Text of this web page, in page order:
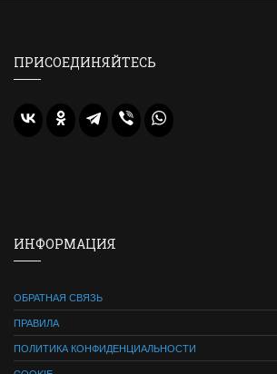
ПРИСОЕДИНЯЙТЕСЬ
ИНФОРМАЦИЯ
ОБРАТНАЯ СВЯЗЬ
ПРАВИЛА
ПОЛИТИКА КОНФИДЕНЦИАЛЬНОСТИ